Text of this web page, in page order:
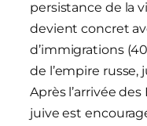
persistance de la
devient concret
d’immigrations
de l’empire russe,
Après l’arrivée
juive est